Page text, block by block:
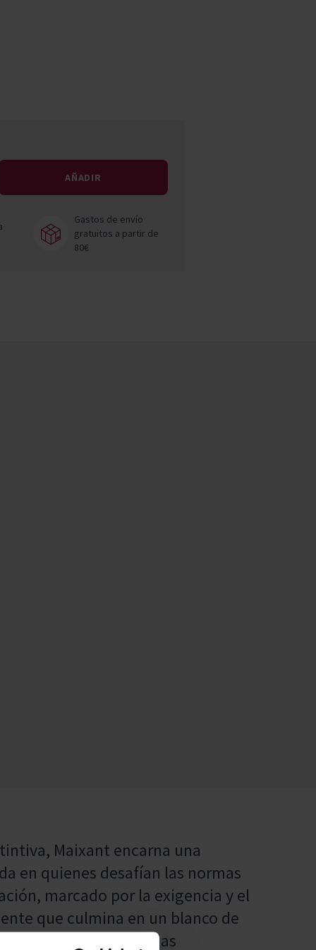
AÑADIR
Gastos de envío
gratuitos a partir de
80€
Maixant encarna una
en quienes desafían las normas
marcado por la exigencia y el
que culmina en un blanco de
buscan experiencias